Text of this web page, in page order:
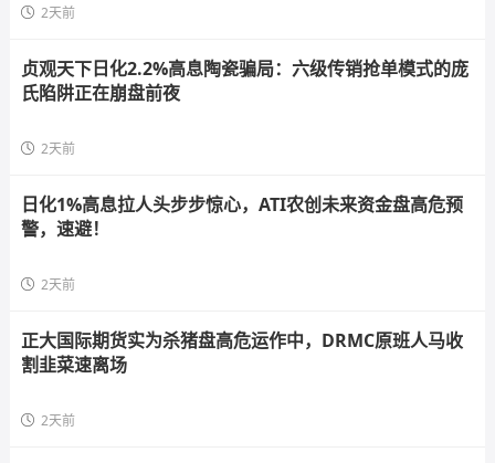
2天前
贞观天下日化2.2%高息陶瓷骗局：六级传销抢单模式的庞
氏陷阱正在崩盘前夜
2天前
日化1%高息拉人头步步惊心，ATI农创未来资金盘高危预
警，速避！
2天前
正大国际期货实为杀猪盘高危运作中，DRMC原班人马收
割韭菜速离场
2天前